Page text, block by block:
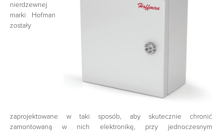
nierdzewnej
marki Hofman
zostały
zaprojektowane w taki sposób, aby skutecznie chronić
zamontowaną w nich elektronikę, przy jednoczesnym